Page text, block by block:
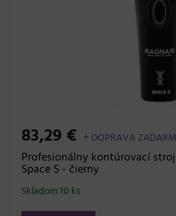
83,29 € + DOPRAVA
Profesionálny kontúrovací
Space S - čierny
Skladom 10 ks